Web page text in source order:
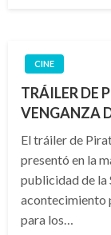
CINE
TRÁILER DE
VENGANZA
El tráiler de
presentó en la
publicidad de la
acontecimiento
para los…